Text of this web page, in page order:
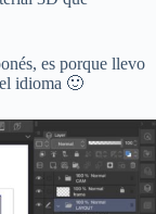
es porque llevo
idioma 🙂